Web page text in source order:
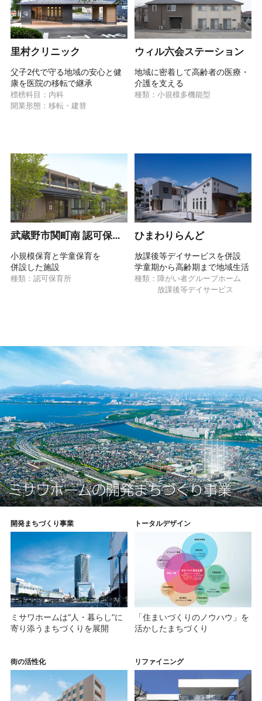
里村クリニック
父子2代で守る地域の安心と健
康を医院の移転で継承
標榜科目： 内科
開業形態： 移転・建替
ウィル六会ステーション
地域に密着して高齢者の医療・
介護を支える
事業者が新規拠点を開設
種類：小規模多機能型
武蔵野市関町南 認可保育所
小規模保育と学童保育を
併設した施設
種類： 認可保育所
ひまわりらんど
放課後等デイサービスを併設
学童期から高齢期まで地域生活
の維持・継続を支援
種類：障がい者グループホーム
放課後等デイサービス
開発まちづくり事業
ミサワホームは“人・暮らし”に
寄り添う まちづくりを展開
トータルデザイン
「住まいづくりのノウハウ」を
活かした まちづくり
街の活性化 リファイニング